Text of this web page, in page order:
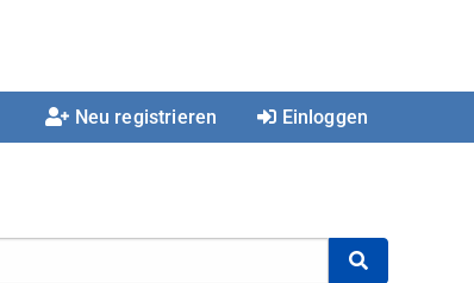
Neu registrieren Einloggen